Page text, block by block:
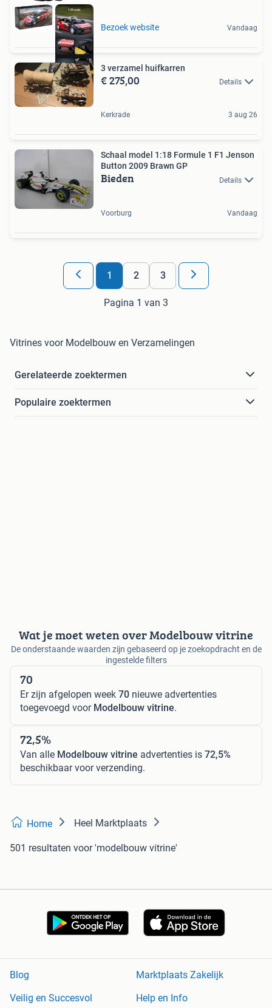
Bezoek website Vandaag
3 verzamel huifkarren
€ 275,00 Details
Kerkrade 3 aug 26
Schaal model 1:18 Formule 1 F1 Jenson
Button 2009 Brawn GP
Bieden Details
Voorburg Vandaag
1 2 3
Pagina 1 van 3
Vitrines voor Modelbouw en Verzamelingen
Gerelateerde zoektermen
Populaire zoektermen
Wat je moet weten over Modelbouw vitrine
De onderstaande waarden zijn gebaseerd op je zoekopdracht en de
ingestelde filters
70
Er zijn afgelopen week 70 nieuwe advertenties
toegevoegd voor Modelbouw vitrine.
72,5%
Van alle Modelbouw vitrine advertenties is 72,5%
beschikbaar voor verzending.
Home Heel Marktplaats
501 resultaten voor 'modelbouw vitrine'
Blog
Marktplaats Zakelijk
Veilig en Succesvol
Help en Info